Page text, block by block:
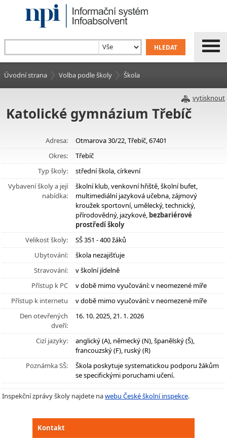
Úvodní strana Volba podle školy Škola
vytisknout
Katolické gymnázium Třebíč
Adresa:
Otmarova 30/22, Třebíč, 67401
Okres:
Třebíč
Typ školy:
střední škola, církevní
Vybavení školy a její
nabídka:
školní klub, venkovní hřiště, školní bufet,
multimediální jazyková učebna, zájmový
kroužek sportovní, umělecký, technický,
přírodovědný, jazykové, bezbariérové
prostředí školy
Velikost školy:
SŠ 351 - 400 žáků
Ubytování:
škola nezajišťuje
Stravování:
v školní jídelně
Přístup k PC
v době mimo vyučování: v neomezené míře
Přístup k internetu
v době mimo vyučování: v neomezené míře
Den otevřených
dveří:
16. 10. 2025, 21. 1. 2026
Cizí jazyky:
anglický (A), německý (N), španělský (Š),
francouzský (F), ruský (R)
Poznámka SŠ:
Škola poskytuje systematickou podporu žákům
se specifickými poruchami učení.
Inspekční zprávy školy najdete nawebu České školní inspekce.
Kontakt